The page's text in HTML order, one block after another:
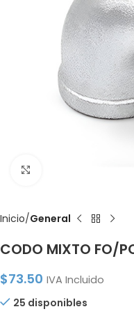
Inicio General
CODO MIXTO FO/
$73.50 IVA Incluido
25 disponibles